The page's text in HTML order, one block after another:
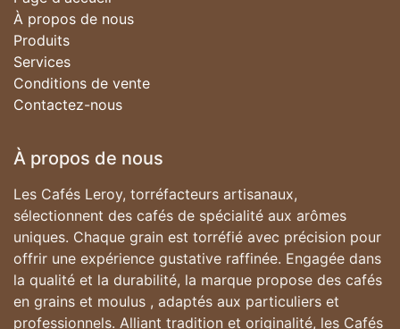
À propos de nous
Produits
Services
Conditions de vente
Contactez-nous
À propos de nous
Les Cafés Leroy, torréfacteurs artisanaux,
sélectionnent des cafés de spécialité aux arômes
uniques. Chaque grain est torréfié avec précision pour
offrir une expérience gustative raffinée. Engagée dans
la qualité et la durabilité, la marque propose des cafés
en grains et moulus , adaptés aux particuliers et
professionnels. Alliant tradition et originalité, les Cafés